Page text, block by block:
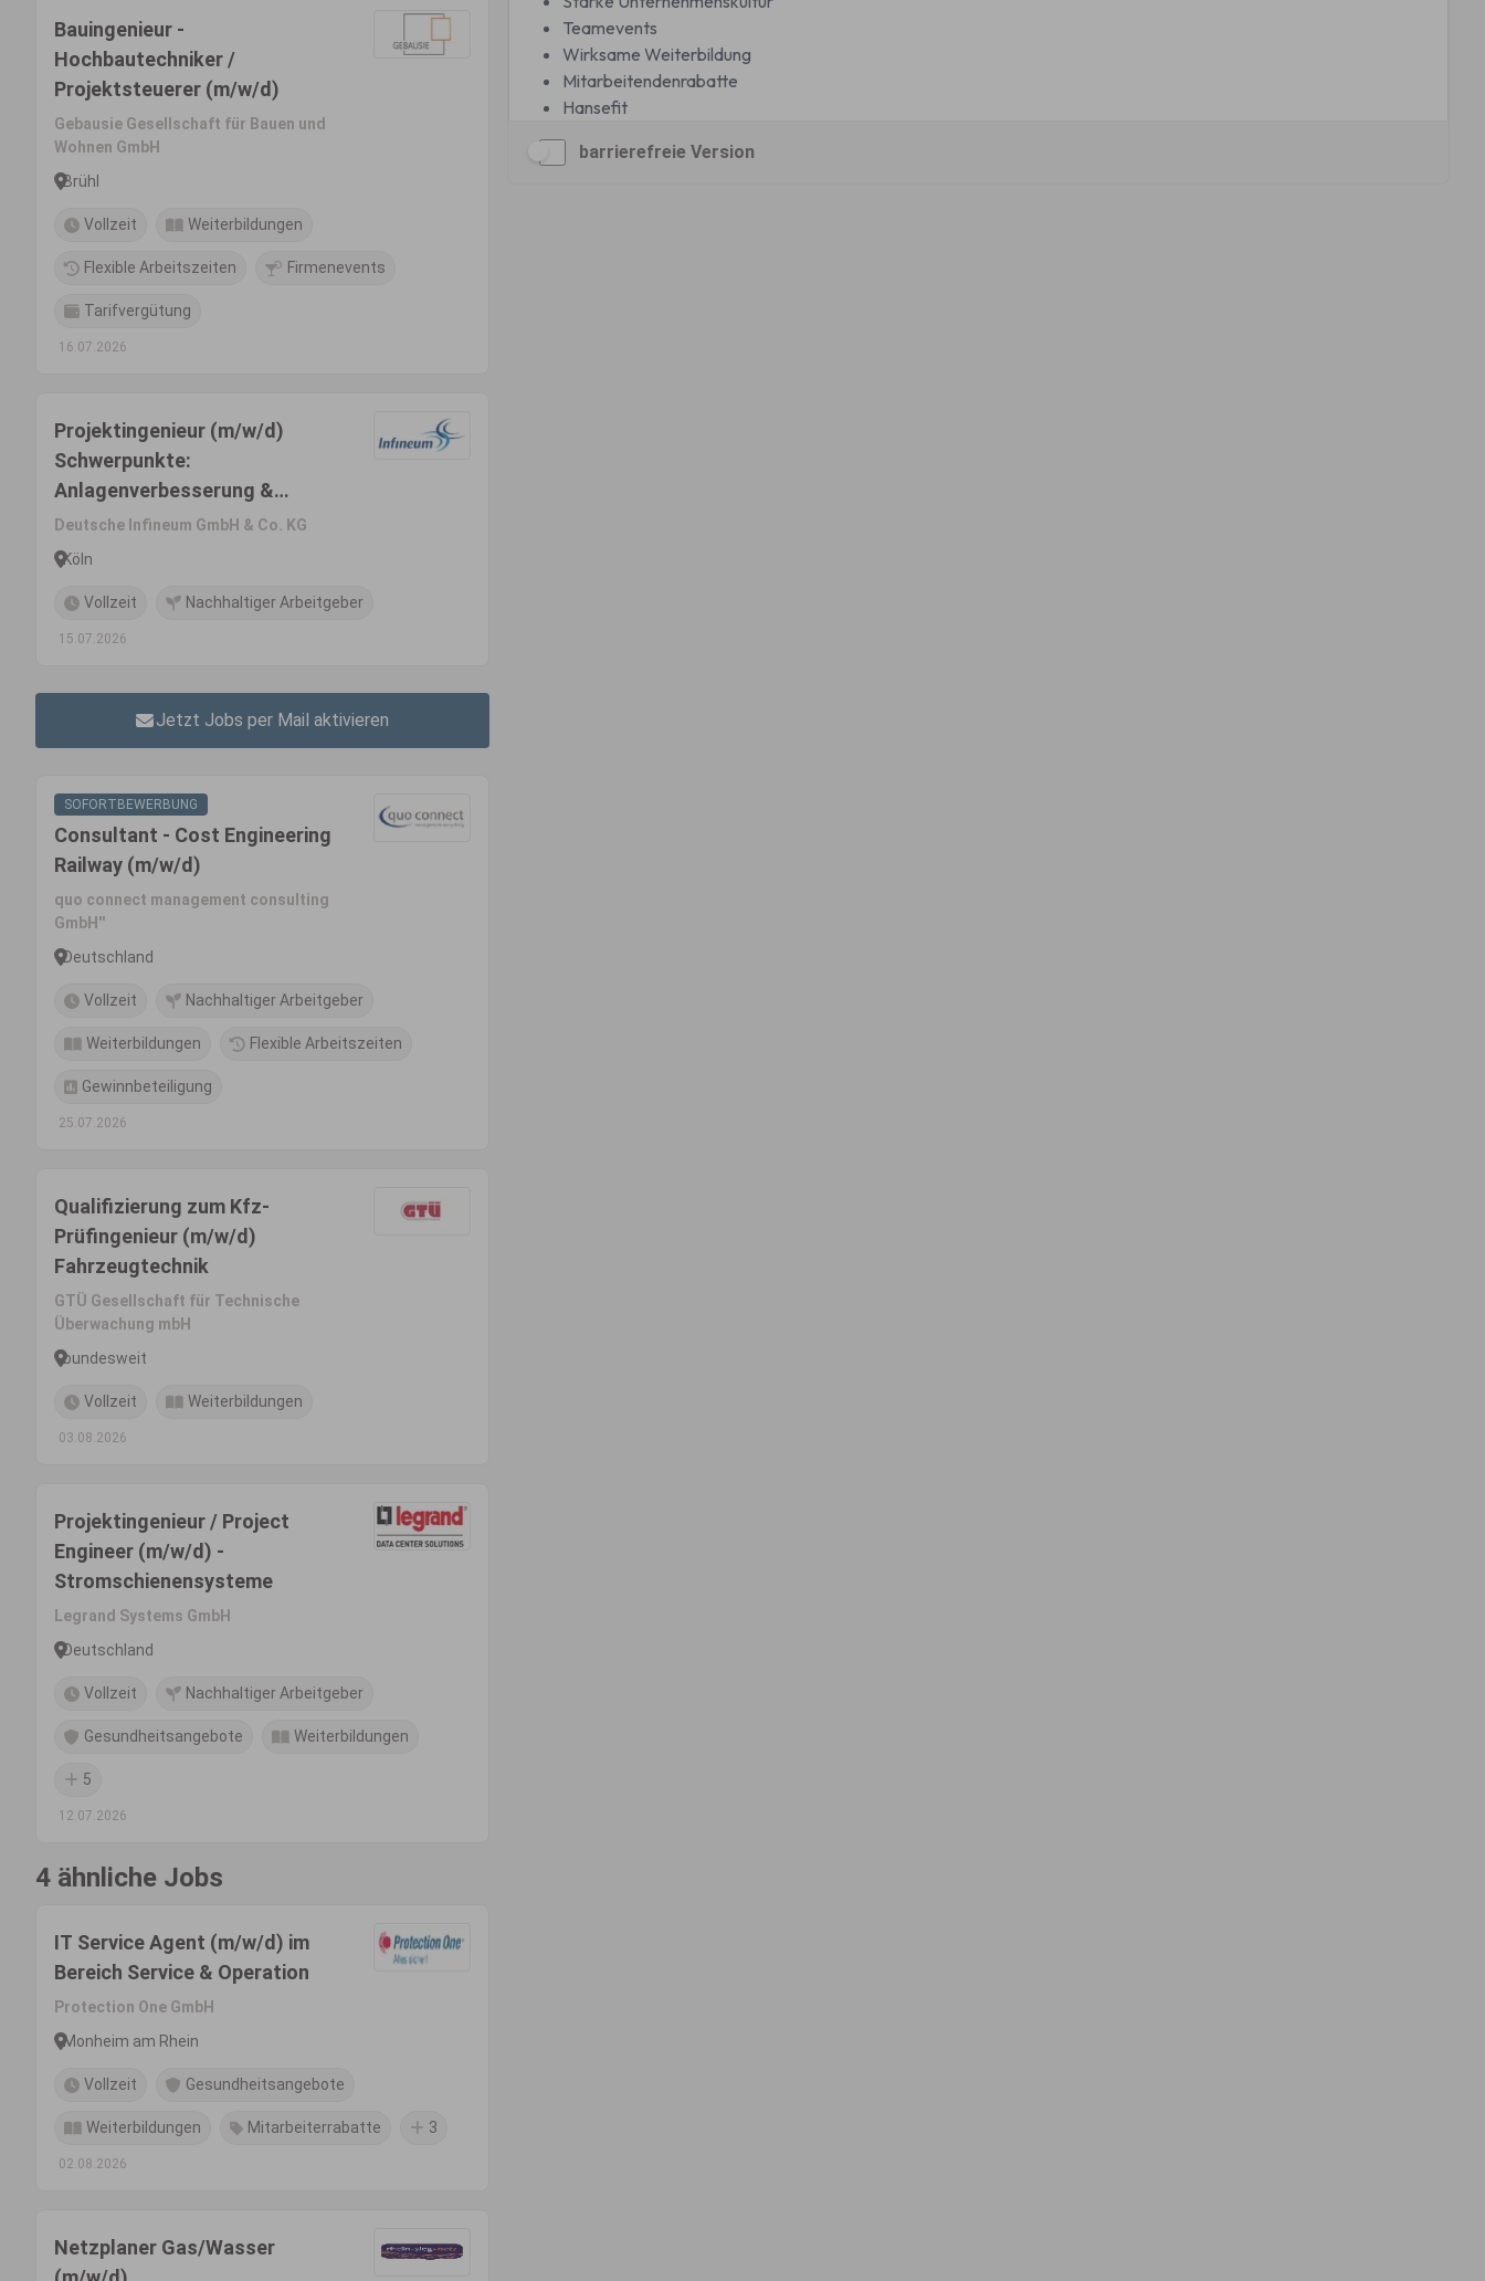
Bauingenieur -
Hochbautechniker /
Projektsteuerer (m/w/d)
Gebausie Gesellschaft für Bauen und
Wohnen GmbH
Brühl
Vollzeit Weiterbildungen
Flexible Arbeitszeiten Firmenevents
Tarifvergütung
16.07.2026
Projektingenieur (m/w/d)
Schwerpunkte:
Anlagenverbesserung &
Weiterentwicklung
Deutsche Infineum GmbH & Co. KG
Köln
Vollzeit Nachhaltiger Arbeitgeber
15.07.2026
Jetzt Jobs per Mail aktivieren
SOFORTBEWERBUNG
Consultant - Cost Engineering
Railway (m/w/d)
quo connect management consulting
GmbH''
Deutschland
Vollzeit Nachhaltiger Arbeitgeber
Weiterbildungen Flexible Arbeitszeiten
Gewinnbeteiligung
25.07.2026
Qualifizierung zum Kfz-
Prüfingenieur (m/w/d)
Fahrzeugtechnik
GTÜ Gesellschaft für Technische
Überwachung mbH
bundesweit
Vollzeit Weiterbildungen
03.08.2026
Projektingenieur / Project
Engineer (m/w/d) -
Stromschienensysteme
Legrand Systems GmbH
Deutschland
Vollzeit Nachhaltiger Arbeitgeber
Gesundheitsangebote Weiterbildungen
5
12.07.2026
4 ähnliche Jobs
IT Service Agent (m/w/d) im
Bereich Service & Operation
Protection One GmbH
Monheim am Rhein
Vollzeit Gesundheitsangebote
Weiterbildungen Mitarbeiterrabatte 3
02.08.2026
Netzplaner Gas/Wasser
barrierefreie Version